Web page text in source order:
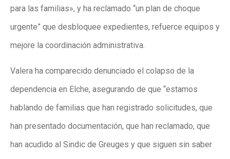
para las familias», y ha reclamado “un plan de choque
urgente” que desbloquee expedientes, refuerce equipos y
mejore la coordinación administrativa.
Valera ha comparecido denunciado el colapso de la
dependencia en Elche, asegurando de que “estamos
hablando de familias que han registrado solicitudes, que
han presentado documentación, que han reclamado, que
han acudido al Sindic de Greuges y que siguen sin saber